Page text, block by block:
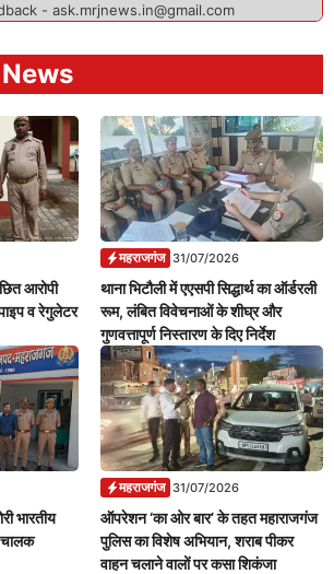
- ask.mrjnews.in@gmail.com
आरोपी
व रेगुलेटर
महराजगंज 31/07/2026
थाना भिटौली में एएसपी सिद्धार्थ का ऑर्डरली
रूम, लंबित विवेचनाओं के शीघ्र और
गुणवत्तापूर्ण निस्तारण के दिए निर्देश
भारतीय
चालक
महराजगंज 31/07/2026
ऑपरेशन ‘का ओर बार’ के तहत महाराजगंज
पुलिस का विशेष अभियान, शराब पीकर
वाहन चलाने वालों पर कसा शिकंजा